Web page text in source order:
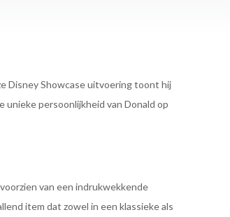
Disney Showcase uitvoering toont hij
unieke persoonlijkheid van Donald op
van een indrukwekkende
item dat zowel in een klassieke als